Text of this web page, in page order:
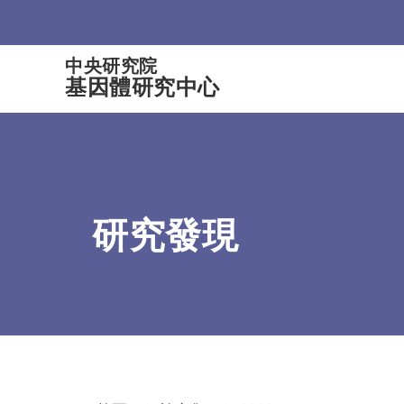
中央研究院
基因體研究中心
研究發現